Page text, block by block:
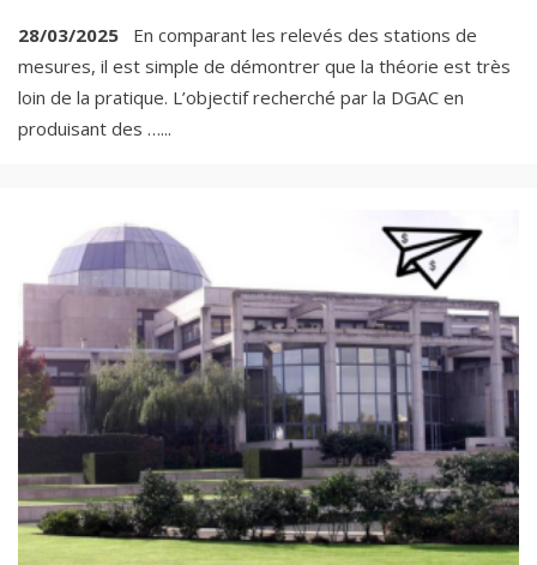
28/03/2025
En comparant les relevés des stations de
mesures, il est simple de démontrer que la théorie est très
loin de la pratique. L’objectif recherché par la DGAC en
produisant des …...